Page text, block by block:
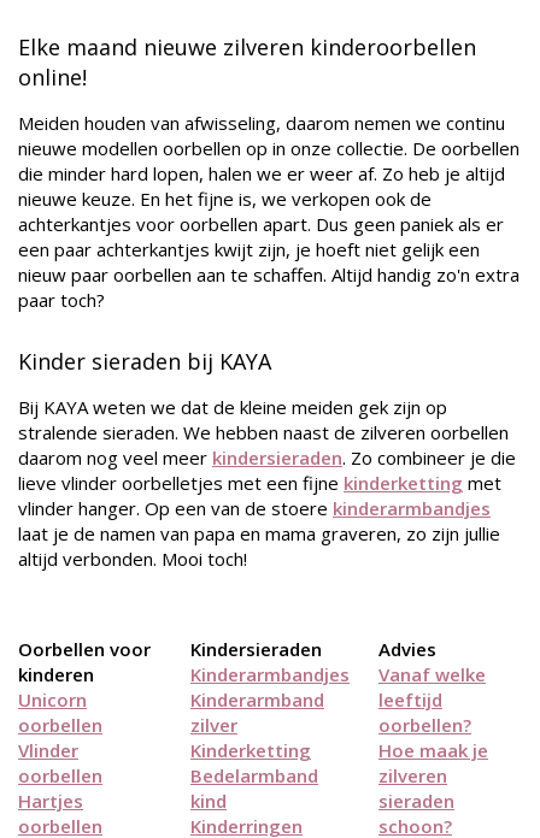
Elke maand nieuwe zilveren kinderoorbellen
online!
Meiden houden van afwisseling, daarom nemen we continu
nieuwe modellen oorbellen op in onze collectie. De oorbellen
die minder hard lopen, halen we er weer af. Zo heb je altijd
nieuwe keuze. En het fijne is, we verkopen ook de
achterkantjes voor oorbellen apart. Dus geen paniek als er
een paar achterkantjes kwijt zijn, je hoeft niet gelijk een
nieuw paar oorbellen aan te schaffen. Altijd handig zo'n extra
paar toch?
Kinder sieraden bij KAYA
Bij KAYA weten we dat de kleine meiden gek zijn op
stralende sieraden. We hebben naast de zilveren oorbellen
daarom nog veel meer kindersieraden. Zo combineer je die
lieve vlinder oorbelletjes met een fijne kinderketting met
vlinder hanger. Op een van de stoere kinderarmbandjes
laat je de namen van papa en mama graveren, zo zijn jullie
altijd verbonden. Mooi toch!
Oorbellen voor
kinderen
Unicorn
oorbellen
Vlinder
oorbellen
Hartjes
oorbellen
Kindersieraden
Kinderarmbandjes
Kinderarmband
zilver
Kinderketting
Bedelarmband
kind
Kinderringen
Advies
Vanaf welke
leeftijd
oorbellen?
Hoe maak je
zilveren
sieraden
schoon?